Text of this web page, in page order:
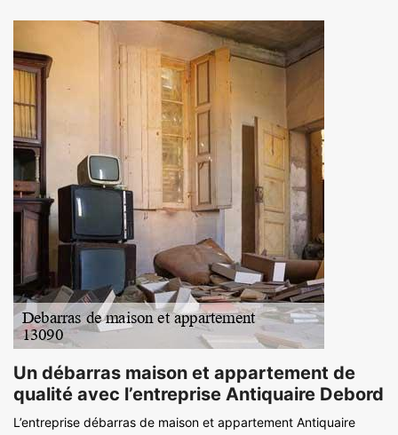
Un débarras maison et appartement de
qualité avec l’entreprise Antiquaire Debord
L’entreprise débarras de maison et appartement Antiquaire